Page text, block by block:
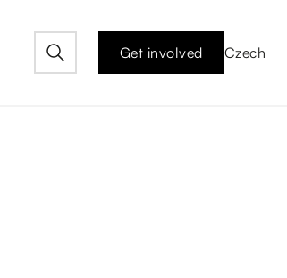
Get involved Czech